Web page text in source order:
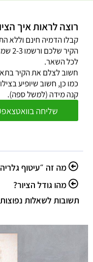
שליחה בוואטצאפ
רוצה לראות איך
קבלו הדמיה חינם וללא
לכל השאר.
חשוב לצלם את הקיר
כמו כן, חשוב שיופיע
קנה מידה (למשל ספה).
מה זה ״עיטוף
מהו גודל הציור?
תשובות לשאלות נפוצות